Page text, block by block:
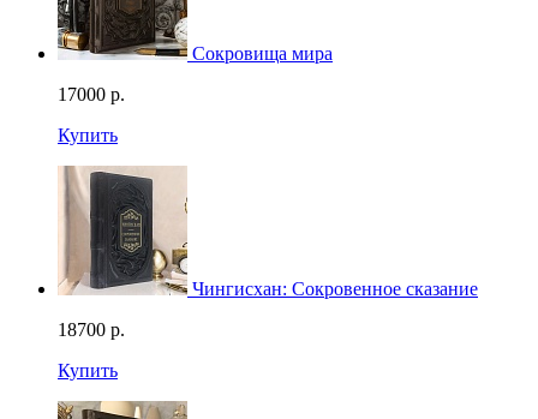
Сокровища мира
17000 р.
Купить
Чингисхан: Сокровенное сказание
18700 р.
Купить